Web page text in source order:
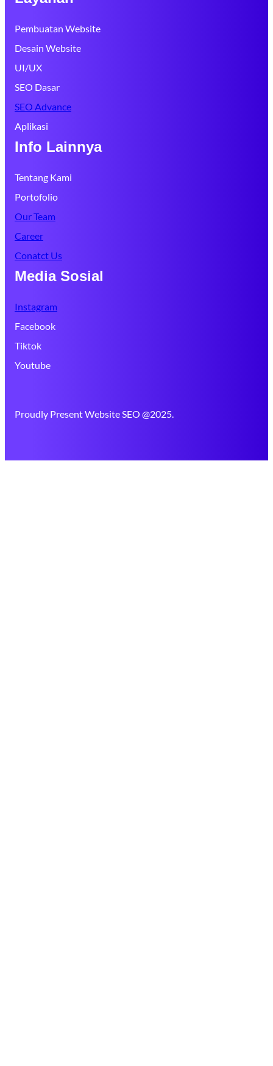
Pembuatan Website
Desain Website
UI/UX
SEO Dasar
SEO Advance
Aplikasi
Info Lainnya
Tentang Kami
Portofolio
Our Team
Career
Conatct Us
Media Sosial
Instagram
Facebook
Tiktok
Youtube
Proudly Present Website SEO @2025.